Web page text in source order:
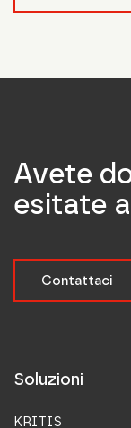
Avete
esitate
Contattaci
Soluzioni
KRITIS